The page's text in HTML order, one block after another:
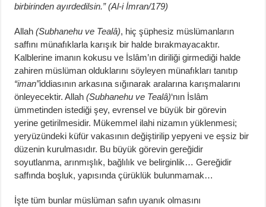
birbirinden ayırdedilsin.” (Al-i İmran/179)
Allah(Subhanehu ve Tealâ), hiç şüphesiz müslümanların
saffını münafıklarla karışık bir halde bırakmayacaktır.
Kalblerine imanın kokusu ve İslâm’ın diriliği girmediği halde
zahiren müslüman olduklarını söyleyen münafıkları tanıtıp
“iman”iddiasının arkasına sığınarak aralarına karışmalarını
önleyecektir. Allah(Subhanehu ve Tealâ)‘nın İslâm
ümmetinden istediği şey, evrensel ve büyük bir görevin
yerine getirilmesidir. Mükemmel ilahi nizamın yüklenmesi;
yeryüzündeki küfür vakasının değiştirilip yepyeni ve eşsiz bir
düzenin kurulmasıdır. Bu büyük görevin gereğidir
soyutlanma, arınmışlık, bağlılık ve belirginlik… Gereğidir
saffında boşluk, yapısında çürüklük bulunmamak…
İşte tüm bunlar müslüman safın uyanık olmasını